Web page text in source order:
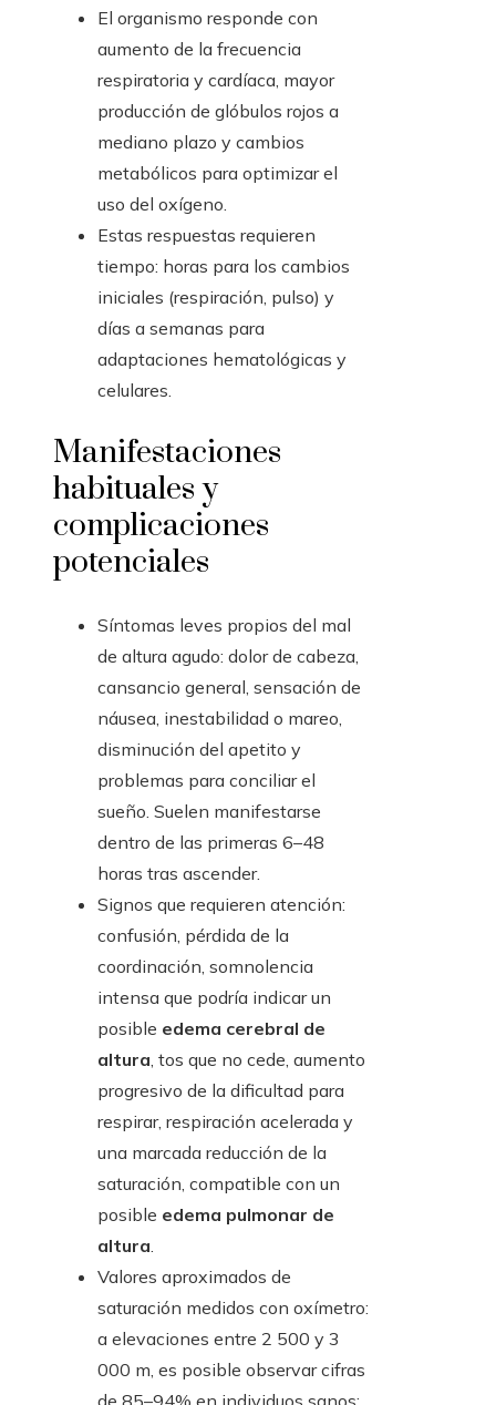
El organismo responde con
aumento de la frecuencia
respiratoria y cardíaca, mayor
producción de glóbulos rojos a
mediano plazo y cambios
metabólicos para optimizar el
uso del oxígeno.
Estas respuestas requieren
tiempo: horas para los cambios
iniciales (respiración, pulso) y
días a semanas para
adaptaciones hematológicas y
celulares.
Manifestaciones
habituales y
complicaciones
potenciales
Síntomas leves propios del mal
de altura agudo: dolor de cabeza,
cansancio general, sensación de
náusea, inestabilidad o mareo,
disminución del apetito y
problemas para conciliar el
sueño. Suelen manifestarse
dentro de las primeras 6–48
horas tras ascender.
Signos que requieren atención:
confusión, pérdida de la
coordinación, somnolencia
intensa que podría indicar un
posible edema cerebral de
altura, tos que no cede, aumento
progresivo de la dificultad para
respirar, respiración acelerada y
una marcada reducción de la
saturación, compatible con un
posible edema pulmonar de
altura.
Valores aproximados de
saturación medidos con oxímetro:
a elevaciones entre 2 500 y 3
000 m, es posible observar cifras